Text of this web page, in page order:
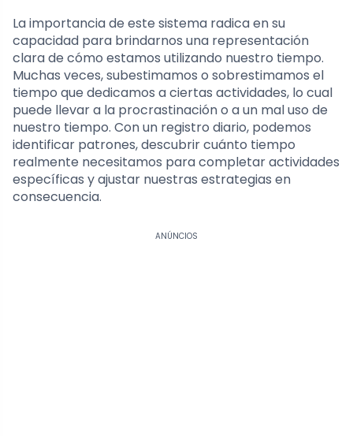
La importancia de este sistema radica en su
capacidad para brindarnos una representación
clara de cómo estamos utilizando nuestro tiempo.
Muchas veces, subestimamos o sobrestimamos el
tiempo que dedicamos a ciertas actividades, lo cual
puede llevar a la procrastinación o a un mal uso de
nuestro tiempo. Con un registro diario, podemos
identificar patrones, descubrir cuánto tiempo
realmente necesitamos para completar actividades
específicas y ajustar nuestras estrategias en
consecuencia.
ANÚNCIOS